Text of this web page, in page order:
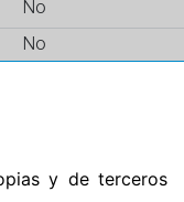
No
No
Si
y de terceros